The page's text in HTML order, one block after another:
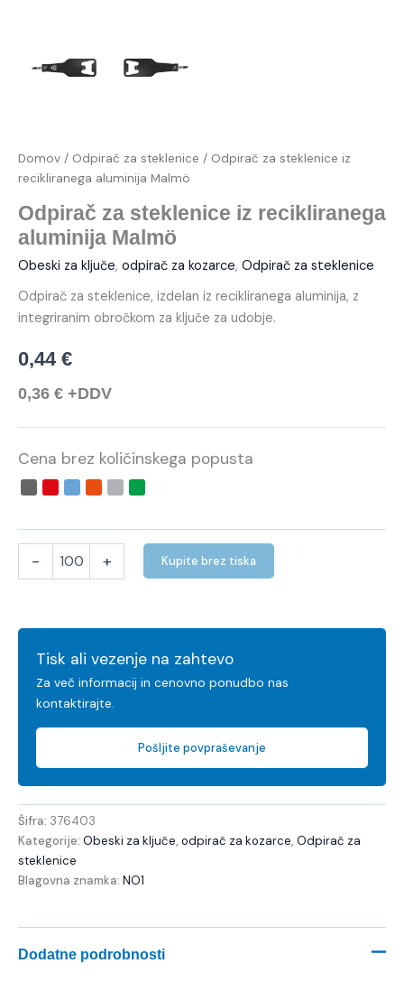
Domov / Odpirač za steklenice / Odpirač za steklenice iz
recikliranega aluminija Malmö
Odpirač za steklenice iz recikliranega
aluminija Malmö
Obeski za ključe, odpirač za kozarce, Odpirač za steklenice
Odpirač za steklenice, izdelan iz recikliranega aluminija, z
integriranim obročkom za ključe za udobje.
0,44 €
0,36 € +DDV
Cena brez količinskega popusta
- + Kupite brez tiska
Tisk ali vezenje na zahtevo
Za več informacij in cenovno ponudbo nas
kontaktirajte.
Pošljite povpraševanje
Šifra: 376403
Kategorije: Obeski za ključe, odpirač za kozarce, Odpirač za
steklenice
Blagovna znamka: NO1
Dodatne podrobnosti